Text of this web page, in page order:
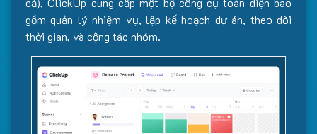
gồm quản lý nhiệm vụ, lập kế hoạch dự án, theo dõi
thời gian, và cộng tác nhóm.